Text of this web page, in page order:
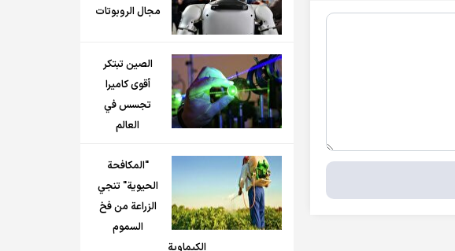
مجال الروبوتات
الصين تبتكر
أقوى كاميرا
تجسس في
العالم
"المكافحة
الحيوية" تنجي
الزراعة من فخ
السموم
الكيماوية